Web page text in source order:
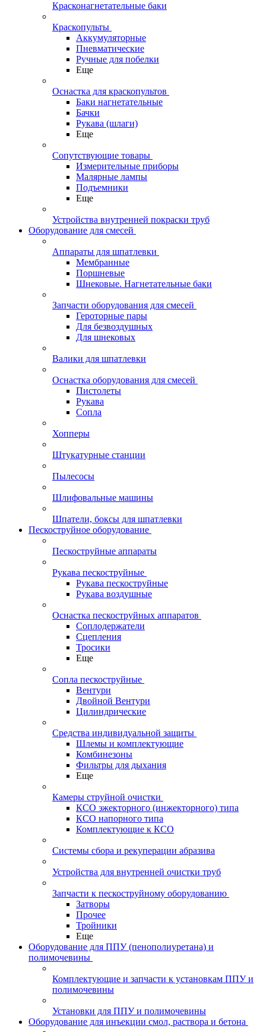
Красконагнетательные баки
Краскопульты
Аккумуляторные
Пневматические
Ручные для побелки
Еще
Оснастка для краскопультов
Баки нагнетательные
Бачки
Рукава (шлаги)
Еще
Сопутствующие товары
Измерительные приборы
Малярные лампы
Подъемники
Еще
Устройства внутренней покраски труб
Оборудование для смесей
Аппараты для шпатлевки
Мембранные
Поршневые
Шнековые. Нагнетательные баки
Запчасти оборудования для смесей
Героторные пары
Для безвоздушных
Для шнековых
Валики для шпатлевки
Оснастка оборудования для смесей
Пистолеты
Рукава
Сопла
Хопперы
Штукатурные станции
Пылесосы
Шлифовальные машины
Шпатели, боксы для шпатлевки
Пескоструйное оборудование
Пескоструйные аппараты
Рукава пескоструйные
Рукава пескоструйные
Рукава воздушные
Оснастка пескоструйных аппаратов
Соплодержатели
Сцепления
Тросики
Еще
Сопла пескоструйные
Вентури
Двойной Вентури
Цилиндрические
Средства индивидуальной защиты
Шлемы и комплектующие
Комбинезоны
Фильтры для дыхания
Еще
Камеры струйной очистки
КСО эжекторного (инжекторного) типа
КСО напорного типа
Комплектующие к КСО
Системы сбора и рекуперации абразива
Устройства для внутренней очистки труб
Запчасти к пескоструйному оборудованию
Затворы
Прочее
Тройники
Еще
Оборудование для ППУ (пенополиуретана) и
полимочевины
Комплектующие и запчасти к установкам ППУ и
полимочевины
Установки для ППУ и полимочевины
Оборудование для инъекции смол, раствора и бетона